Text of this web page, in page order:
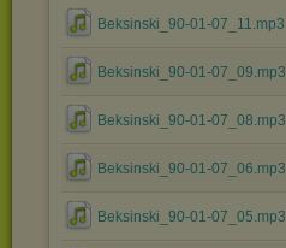
Beksinski_90-01-07_11.mp3
Beksinski_90-01-07_09.mp3
Beksinski_90-01-07_08.mp3
Beksinski_90-01-07_06.mp3
Beksinski_90-01-07_05.mp3